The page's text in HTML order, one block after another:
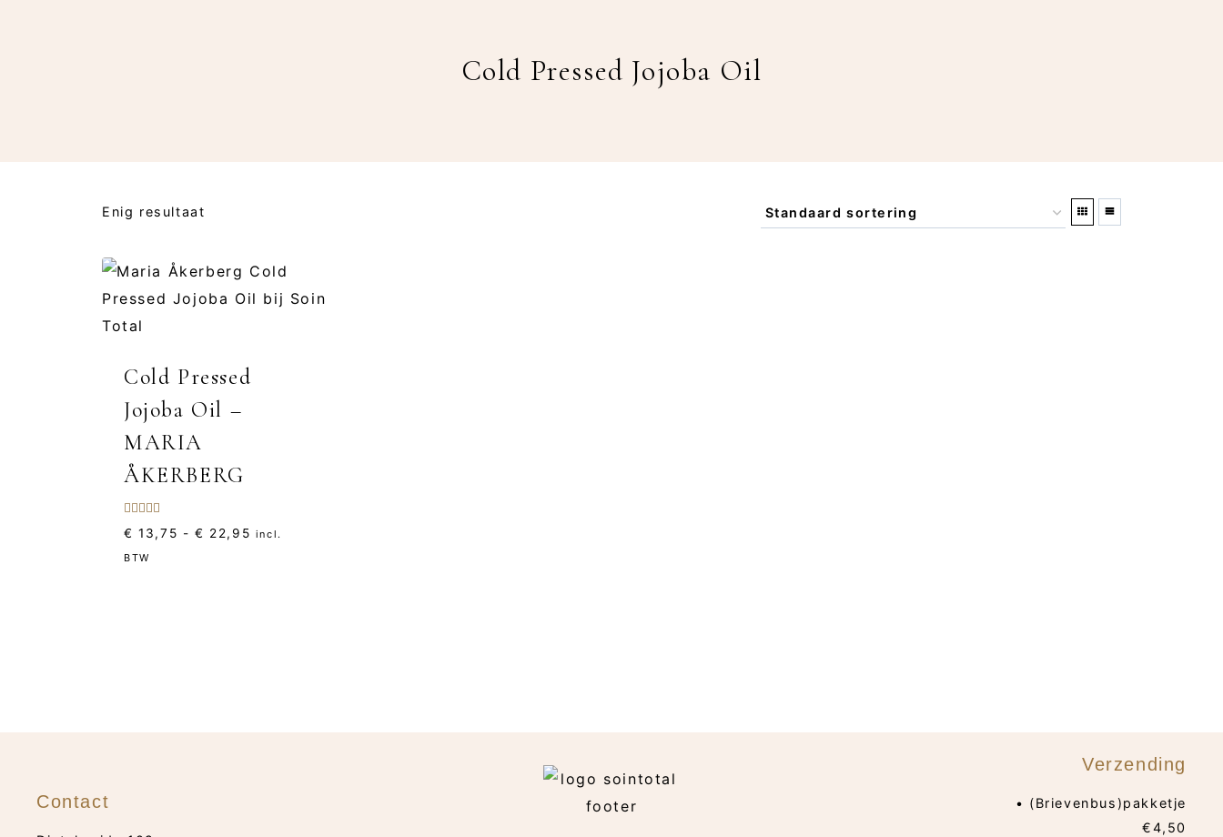
Cold Pressed Jojoba Oil
Enig resultaat
Cold Pressed
Jojoba Oil –
MARIA
ÅKERBERG
Gewaardeerd
5.00
€ 13,75 - € 22,95 Prijsklasse:
incl.
BTW
Contact
Verzending
• (Brievenbus)pakketje
€4,50